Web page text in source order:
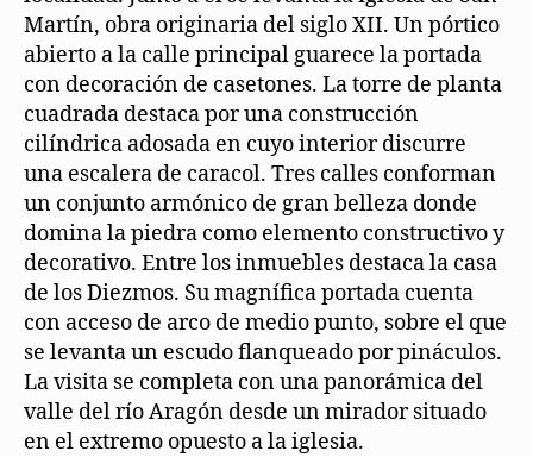
Martín, obra originaria del siglo XII. Un pórtico
abierto a la calle principal guarece la portada
con decoración de casetones. La torre de planta
cuadrada destaca por una construcción
cilíndrica adosada en cuyo interior discurre
una escalera de caracol. Tres calles conforman
un conjunto armónico de gran belleza donde
domina la piedra como elemento constructivo y
decorativo. Entre los inmuebles destaca la casa
de los Diezmos. Su magnífica portada cuenta
con acceso de arco de medio punto, sobre el que
se levanta un escudo flanqueado por pináculos.
La visita se completa con una panorámica del
valle del río Aragón desde un mirador situado
en el extremo opuesto a la iglesia.